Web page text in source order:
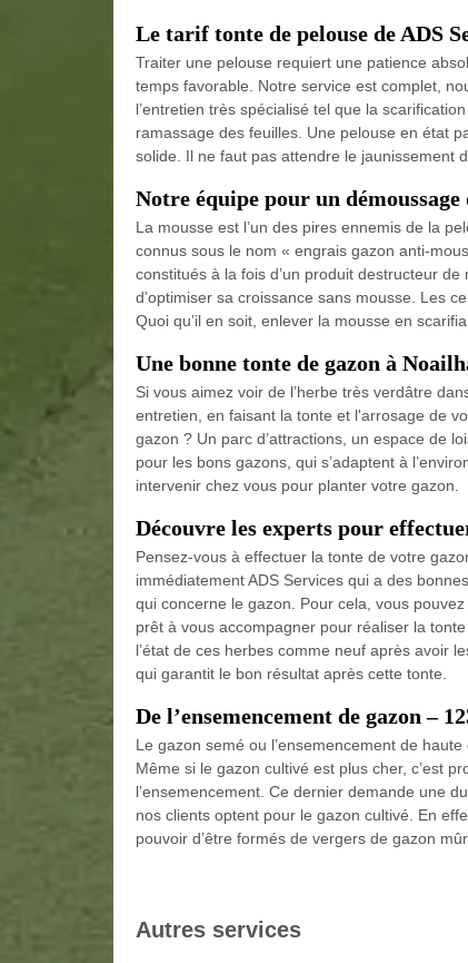
Le tarif tonte de pelouse de ADS
Traiter une pelouse requiert une patience
temps favorable. Notre service est complet,
l’entretien très spécialisé tel que la
ramassage des feuilles. Une pelouse en état
solide. Il ne faut pas attendre le jaunissement
Notre équipe pour un
La mousse est l’un des pires ennemis de la
connus sous le nom « engrais gazon anti-
constitués à la fois d’un produit destructeur
d’optimiser sa croissance sans mousse. Les
Quoi qu’il en soit, enlever la mousse en
Une bonne tonte de gazon à
Si vous aimez voir de l’herbe très verdâtre
entretien, en faisant la tonte et l'arrosage de
gazon ? Un parc d’attractions, un espace de
pour les bons gazons, qui s’adaptent à
intervenir chez vous pour planter votre gazon.
Découvre les experts pour
Pensez-vous à effectuer la tonte de votre
immédiatement ADS Services qui a des
qui concerne le gazon. Pour cela, vous
prêt à vous accompagner pour réaliser la
l’état de ces herbes comme neuf après avoir
qui garantit le bon résultat après cette tonte.
De l’ensemencement de gazon –
Le gazon semé ou l’ensemencement de
Même si le gazon cultivé est plus cher, c’est
l’ensemencement. Ce dernier demande une
nos clients optent pour le gazon cultivé. En
pouvoir d’être formés de vergers de gazon
Autres services